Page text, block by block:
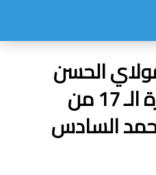
الحسن
يترأس بالرباط الدورة الـ 17 من
السادس